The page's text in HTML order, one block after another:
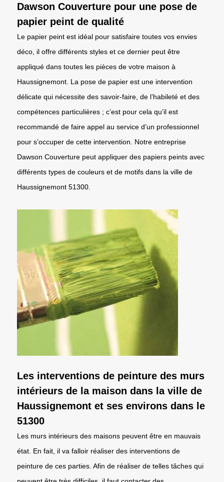
Dawson Couverture pour une pose de
papier peint de qualité
Le papier peint est idéal pour satisfaire toutes vos envies
déco, il offre différents styles et ce dernier peut être
appliqué dans toutes les pièces de votre maison à
Haussignemont. La pose de papier est une intervention
délicate qui nécessite des savoir-faire, de l’habileté et des
compétences particulières ; c’est pour cela qu’il est
recommandé de faire appel au service d’un professionnel
pour s’occuper de cette intervention. Notre entreprise
Dawson Couverture peut appliquer des papiers peints avec
différents types de couleurs et de motifs dans la ville de
Haussignemont 51300.
Les interventions de peinture des murs
intérieurs de la maison dans la ville de
Haussignemont et ses environs dans le
51300
Les murs intérieurs des maisons peuvent être en mauvais
état. En fait, il va falloir réaliser des interventions de
peinture de ces parties. Afin de réaliser de telles tâches qui